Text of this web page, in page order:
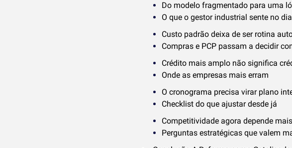
Do modelo fragmentado para uma
O que o gestor industrial sente no
Custo padrão deixa de ser rotina
Compras e PCP passam a decidir
Crédito mais amplo não significa
Onde as empresas mais erram
O cronograma precisa virar plano
Checklist do que ajustar desde já
Competitividade agora depende
Perguntas estratégicas que valem